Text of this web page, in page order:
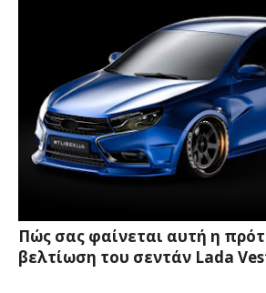
Πώς σας φαίνεται αυτή η
βελτίωση του σεντάν Lada